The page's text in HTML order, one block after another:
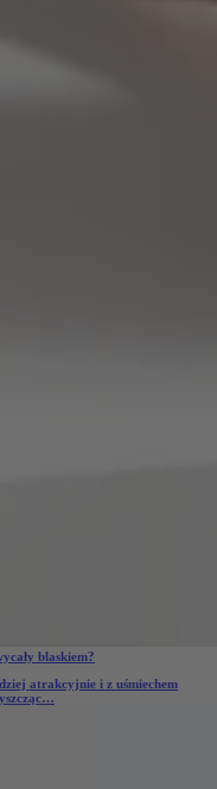
blaskiem?
atrakcyjnie i z uśmiechem